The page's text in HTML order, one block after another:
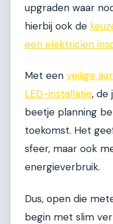
upgraden waar
hierbij ook de
een elektricien
Met een veilige
LED-installatie, de
beetje planning
toekomst. Het
sfeer, maar ook
energieverbruik.
Dus, open die
begin met slim